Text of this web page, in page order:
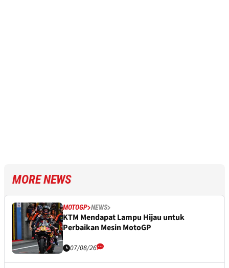
MORE NEWS
MOTOGP NEWS
KTM Mendapat Lampu Hijau untuk
Perbaikan Mesin MotoGP
07/08/26